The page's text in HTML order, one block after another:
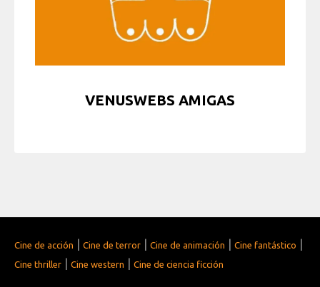
VENUSWEBS AMIGAS
Cine de acción | Cine de terror | Cine de animación | Cine fantástico |
Cine thriller | Cine western | Cine de ciencia ficción